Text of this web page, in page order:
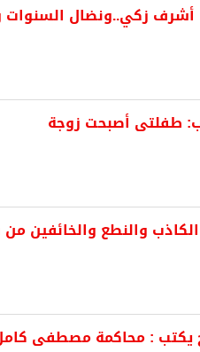
زكي..ونضال السنوات
طفلتى أصبحت زوجة
والنطع والخائفين
يكتب : محاكمة مصطفى